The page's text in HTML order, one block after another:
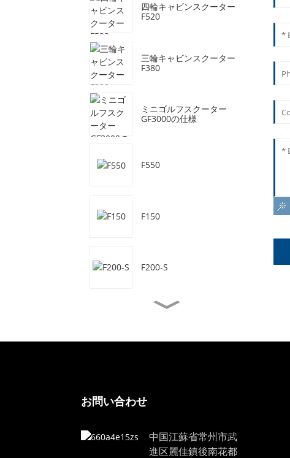
四輪キャビンスクーター
F520
三輪キャビンスクーター
F380
ミニゴルフスクーター
GF3000の仕様
F550
F150
F200-S
お問い合わせ
中国江蘇省常州市武
進区麗佳鎮後南花都